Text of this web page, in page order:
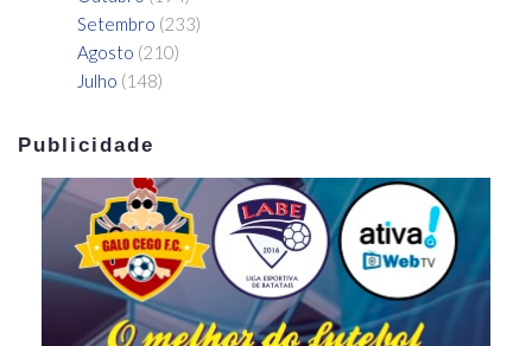
Setembro (233)
Agosto (210)
Julho (148)
Publicidade